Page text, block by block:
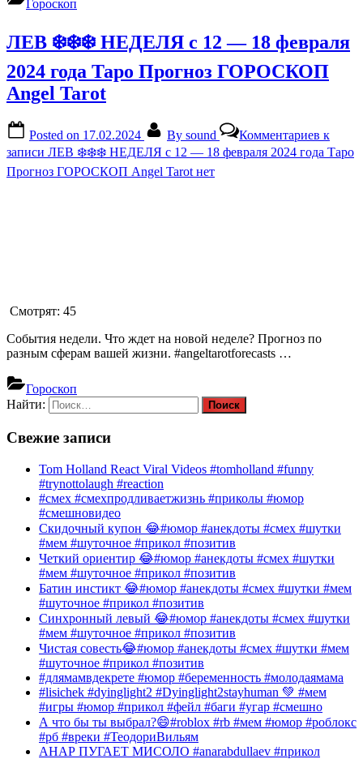
Гороскоп
ЛЕВ ❄️❄️❄️ НЕДЕЛЯ с 12 — 18 февраля
2024 года Таро Прогноз ГОРОСКОП
Angel Tarot
Posted on 17.02.2024 By sound Комментариев к
записи ЛЕВ ❄️❄️❄️ НЕДЕЛЯ с 12 — 18 февраля 2024 года Таро
Прогноз ГОРОСКОП Angel Tarotнет
Смотрят: 45
События недели. Что ждет на новой неделе? Прогноз по
разным сферам вашей жизни. #angeltarotforecasts …
Гороскоп
Найти:
Свежие записи
Tom Holland React Viral Videos #tomholland #funny
#trynottolaugh #reaction
#смех #смехпродливаетжизнь #приколы #юмор
#смешновидео
Скидочный купон 😂#юмор #анекдоты #смех #шутки
#мем #шуточное #прикол #позитив
Четкий ориентир 😂#юмор #анекдоты #смех #шутки
#мем #шуточное #прикол #позитив
Батин инстикт 😂#юмор #анекдоты #смех #шутки #мем
#шуточное #прикол #позитив
Синхронный левый 😂#юмор #анекдоты #смех #шутки
#мем #шуточное #прикол #позитив
Чистая совесть😂#юмор #анекдоты #смех #шутки #мем
#шуточное #прикол #позитив
#длямамвдекрете #юмор #беременность #молодаямама
#lisichek #dyinglight2 #Dyinglight2stayhuman 💚 #мем
#игры #юмор #прикол #фейл #баги #угар #смешно
А что бы ты выбрал?😄#roblox #rb #мем #юмор #роблокс
#рб #вреки #ТеодориВильям
АНАР ПУГАЕТ МИСОЛО #anarabdullaev #прикол